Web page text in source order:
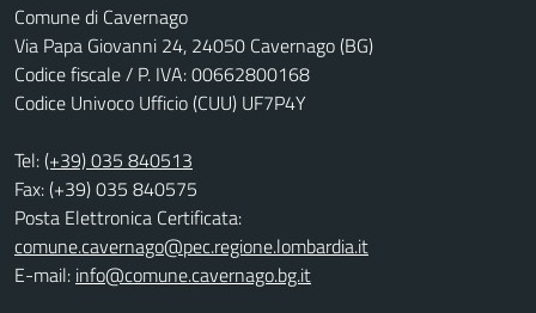
Comune di Cavernago
Via Papa Giovanni 24, 24050 Cavernago (BG)
Codice fiscale / P. IVA: 00662800168
Codice Univoco Ufficio (CUU) UF7P4Y
Tel:(+39) 035 840513
Fax: (+39) 035 840575
Posta Elettronica Certificata:
comune.cavernago@pec.regione.lombardia.it
E-mail: info@comune.cavernago.bg.it